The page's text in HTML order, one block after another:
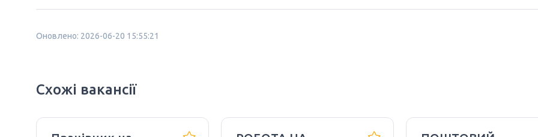
Оновлено: 2026-06-20 15:55:21
Схожі вакансії